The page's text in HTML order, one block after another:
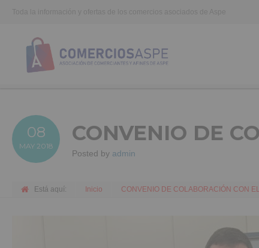
08
MAY 2018
CONVENIO DE
Posted by admin
Está aquí: Inicio CONVENIO DE COLABORACIÓN CON